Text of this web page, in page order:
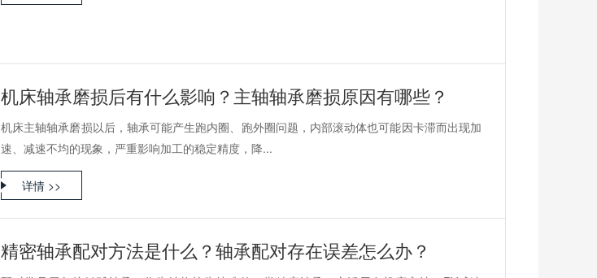
机床轴承磨损后有什么影响？主轴轴承磨损原因有哪些？
机床主轴轴承磨损以后，轴承可能产生跑内圈、跑外圈问题，内部滚动体也可能因卡滞而出现加
速、减速不均的现象，严重影响加工的稳定精度，降...
详情 >>
精密轴承配对方法是什么？轴承配对存在误差怎么办？